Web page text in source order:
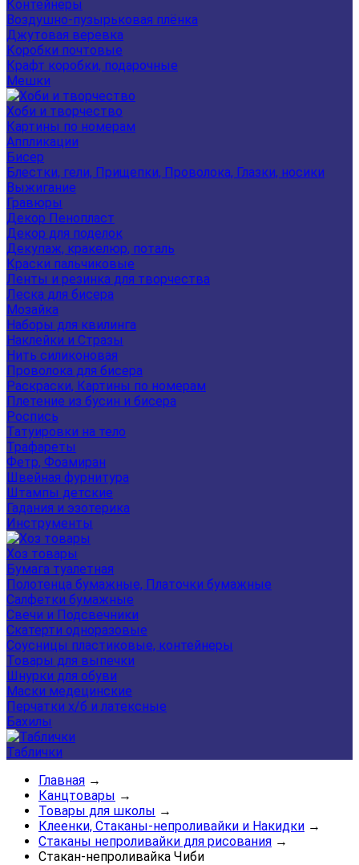
Контейнеры
Воздушно-пузырьковая плёнка
Джутовая веревка
Коробки почтовые
Крафт коробки, подарочные
Мешки
Хоби и творчество
Картины по номерам
Аппликации
Бисер
Блестки, гели, Прищепки, Проволока, Глазки, носики
Выжигание
Гравюры
Декор Пенопласт
Декор для поделок
Декупаж, кракелюр, поталь
Краски пальчиковые
Ленты и резинка для творчества
Леска для бисера
Мозайка
Наборы для квилинга
Наклейки и Стразы
Нить силиконовая
Проволока для бисера
Раскраски, Картины по номерам
Плетение из бусин и бисера
Роспись
Татуировки на тело
Трафареты
Фетр, Фоамиран
Швейная фурнитура
Штампы детские
Гадания и эзотерика
Инструменты
Хоз товары
Бумага туалетная
Полотенца бумажные, Платочки бумажные
Салфетки бумажные
Свечи и Подсвечники
Скатерти одноразовые
Соусницы пластиковые, контейнеры
Товары для выпечки
Шнурки для обуви
Маски медецинские
Перчатки х/б и латексные
Бахилы
Таблички
Главная →
Канцтовары →
Товары для школы →
Клеенки, Стаканы-непроливайки и Накидки →
Стаканы непроливайки для рисования →
Стакан-непроливайка Чиби